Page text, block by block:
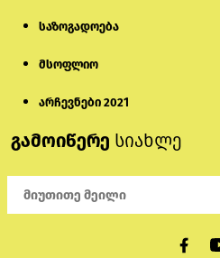
საზოგადოება
მსოფლიო
არჩევნები 2021
გამოიწერე სიახლე